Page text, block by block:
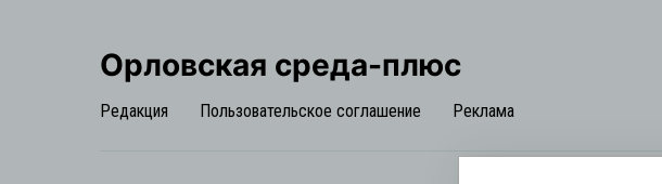
Орловская cреда-плюс
Редакция Пользовательское соглашение Реклама